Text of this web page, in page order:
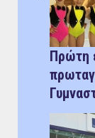
Πρώτη